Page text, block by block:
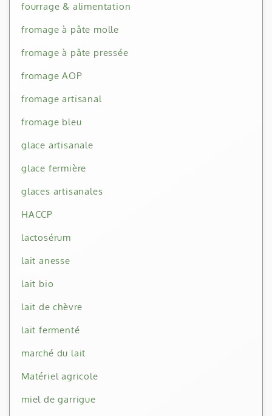
fourrage & alimentation
fromage à pâte molle
fromage à pâte pressée
fromage AOP
fromage artisanal
fromage bleu
glace artisanale
glace fermière
glaces artisanales
HACCP
lactosérum
lait anesse
lait bio
lait de chèvre
lait fermenté
marché du lait
Matériel agricole
miel de garrigue